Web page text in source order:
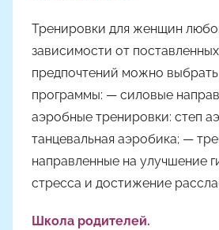
Тренировки для женщин
зависимости от
предпочтений можно
программы: — силовые
аэробные тренировки: степ
танцевальная аэробика; —
направленные на улучшение
стресса и достижение
Школа родителей.